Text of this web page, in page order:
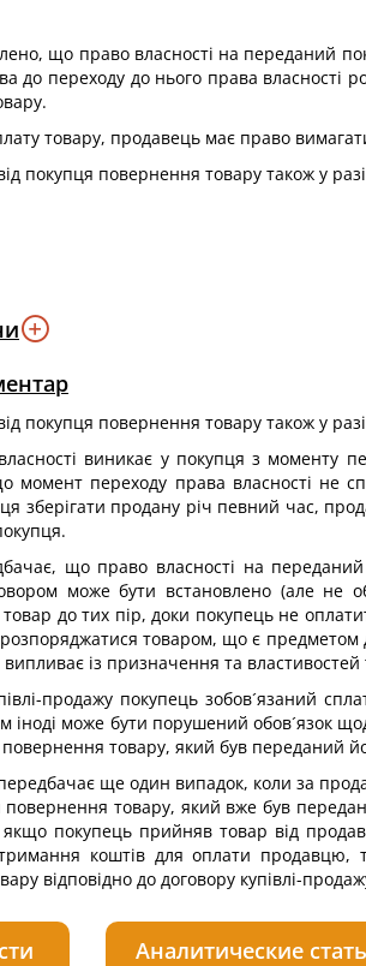
що право власності на переданий
до переходу до нього права
товару, продавець має право
покупця повернення товару також у
покупця повернення товару також у
виникає у покупця з моменту
момент переходу права власності не
зберігати продану річ певний час,
що право власності на
може бути встановлено (але не
товар до тих пір, доки покупець не
товаром, що є предметом
із призначення та властивостей
продажу покупець зобов´язаний
іноді може бути порушений обов´язок
товару, який був переданий
ще один випадок, коли за
повернення товару, який вже був
покупець прийняв товар від
коштів для оплати
відповідно до договору купівлі-
Аналитические